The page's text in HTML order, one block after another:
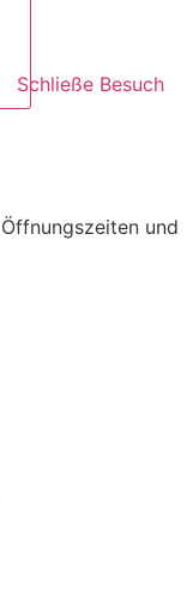
Schließe Besuch
und